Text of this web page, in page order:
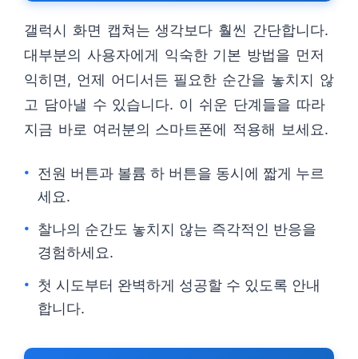
갤럭시 화면 캡쳐는 생각보다 훨씬 간단합니다.
대부분의 사용자에게 익숙한 기본 방법을 먼저
익히면, 언제 어디서든 필요한 순간을 놓치지 않
고 담아낼 수 있습니다. 이 쉬운 단계들을 따라
지금 바로 여러분의 스마트폰에 적용해 보세요.
전원 버튼과 볼륨 하 버튼을 동시에 짧게 누르
세요.
찰나의 순간도 놓치지 않는 즉각적인 반응을
경험하세요.
첫 시도부터 완벽하게 성공할 수 있도록 안내
합니다.